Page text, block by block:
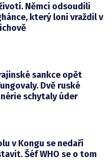
Němci odsoudili
který loni vraždil v
sankce opět
Dvě ruské
schytaly úder
v Kongu se nedaří
Šéf WHO se o tom